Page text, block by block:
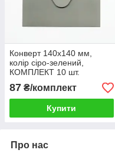
Конверт 140x140 мм,
колір сіро-зелений,
КОМПЛЕКТ 10 шт.
87 ₴/комплект
Купити
Про нас